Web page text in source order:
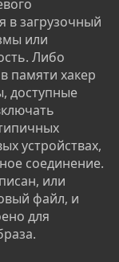
в загрузочный
или
Либо
памяти хакер
доступные
устройствах,
соединение.
или
файл, и
для